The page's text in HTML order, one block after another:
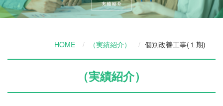
HOME （実績紹介） 個別改善工事(１期)
（実績紹介）